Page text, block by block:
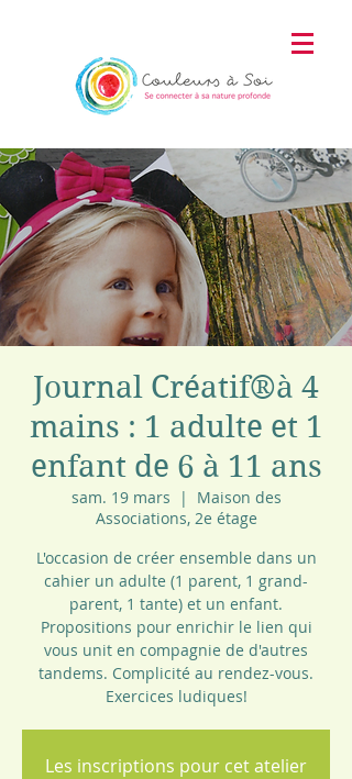
Journal Créatif®à 4
mains : 1 adulte et 1
enfant de 6 à 11 ans
sam. 19 mars
  |
Maison des
Associations, 2e étage
L'occasion de créer ensemble dans un
cahier un adulte (1 parent, 1 grand-
parent, 1 tante) et un enfant.
Propositions pour enrichir le lien qui
vous unit en compagnie de d'autres
tandems. Complicité au rendez-vous.
Exercices ludiques!
Les inscriptions pour cet atelier